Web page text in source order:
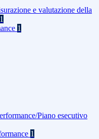
e valutazione della
1
1
Piano esecutivo
1